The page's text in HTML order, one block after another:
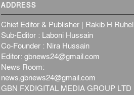
ADDRESS
Chief Editor & Publisher | Rakib H Ruhel
Sub-Editor : Laboni Hussain
Co-Founder : Nira Hussain
Editor:gbnews24@gmail.com
News Room:
news.gbnews24@gmail.com
GBN FXDIGITAL MEDIA GROUP LTD